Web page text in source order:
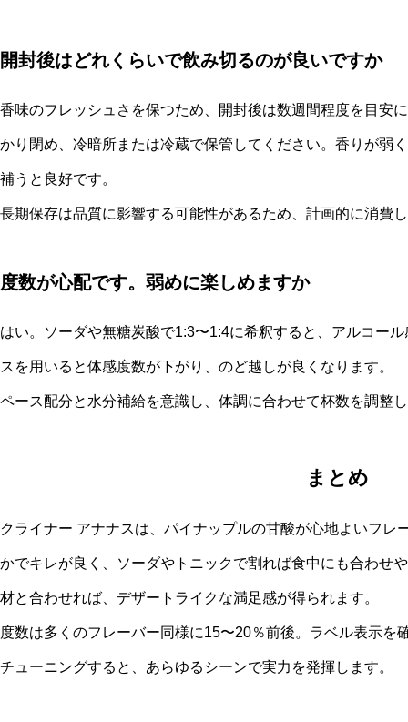
開封後はどれくらいで飲み切るのが良いですか
香味のフレッシュさを保つため、開封後は数週間程度を目安
かり閉め、冷暗所または冷蔵で保管してください。香りが弱
補うと良好です。
長期保存は品質に影響する可能性があるため、計画的に消費
度数が心配です。弱めに楽しめますか
はい。ソーダや無糖炭酸で1:3〜1:4に希釈すると、アルコー
スを用いると体感度数が下がり、のど越しが良くなります。
ペース配分と水分補給を意識し、体調に合わせて杯数を調整
まとめ
クライナー アナナスは、パイナップルの甘酸が心地よいフレ
かでキレが良く、ソーダやトニックで割れば食中にも合わせ
材と合わせれば、デザートライクな満足感が得られます。
度数は多くのフレーバー同様に15〜20％前後。ラベル表示を
チューニングすると、あらゆるシーンで実力を発揮します。